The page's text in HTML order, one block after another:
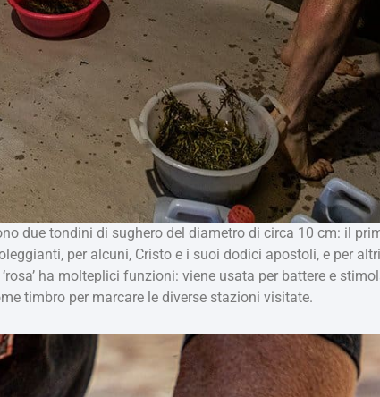
due tondini di sughero del diametro di circa 10 cm: il
per alcuni, Cristo e i suoi dodici apostoli, e per
ha molteplici funzioni: viene usata per battere e
timbro per marcare le diverse stazioni visitate.